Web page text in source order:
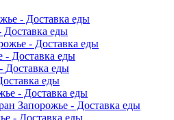
- Доставка еды
Доставка еды
- Доставка еды
- Доставка еды
Доставка еды
еды
- Доставка еды
Запорожье - Доставка еды